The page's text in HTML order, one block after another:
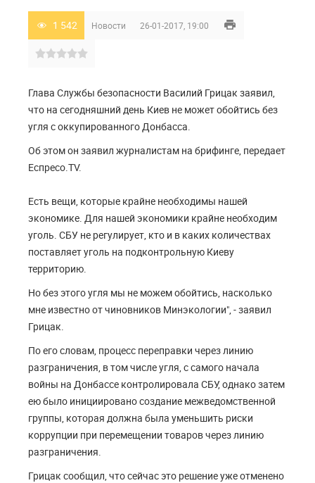
1 542 Новости 26-01-2017, 19:00
Глава Службы безопасности Василий Грицак заявил,
что на сегодняшний день Киев не может обойтись без
угля с оккупированного Донбасса.
Об этом он заявил журналистам на брифинге, передает
Еспресо.TV.
Есть вещи, которые крайне необходимы нашей
экономике. Для нашей экономики крайне необходим
уголь. СБУ не регулирует, кто и в каких количествах
поставляет уголь на подконтрольную Киеву
территорию.
Но без этого угля мы не можем обойтись, насколько
мне известно от чиновников Минэкологии", - заявил
Грицак.
По его словам, процесс переправки через линию
разграничения, в том числе угля, с самого начала
войны на Донбассе контролировала СБУ, однако затем
ею было инициировано создание межведомственной
группы, которая должна была уменьшить риски
коррупции при перемещении товаров через линию
разграничения.
Грицак сообщил, что сейчас это решение уже отменено